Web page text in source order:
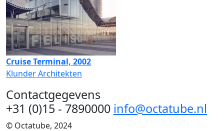
Cruise Terminal, 2002
Klunder Architekten
Contactgegevens
+31 (0)15 - 7890000 info@octatube.nl
© Octatube, 2024